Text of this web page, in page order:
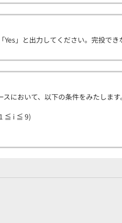
Yes」と出力してください。完投で
スにおいて、以下の条件をみたします
≦ i ≦ 9)